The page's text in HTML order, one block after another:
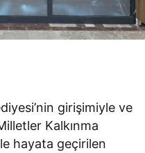
girişimiyle ve
Kalkınma
hayata geçirilen